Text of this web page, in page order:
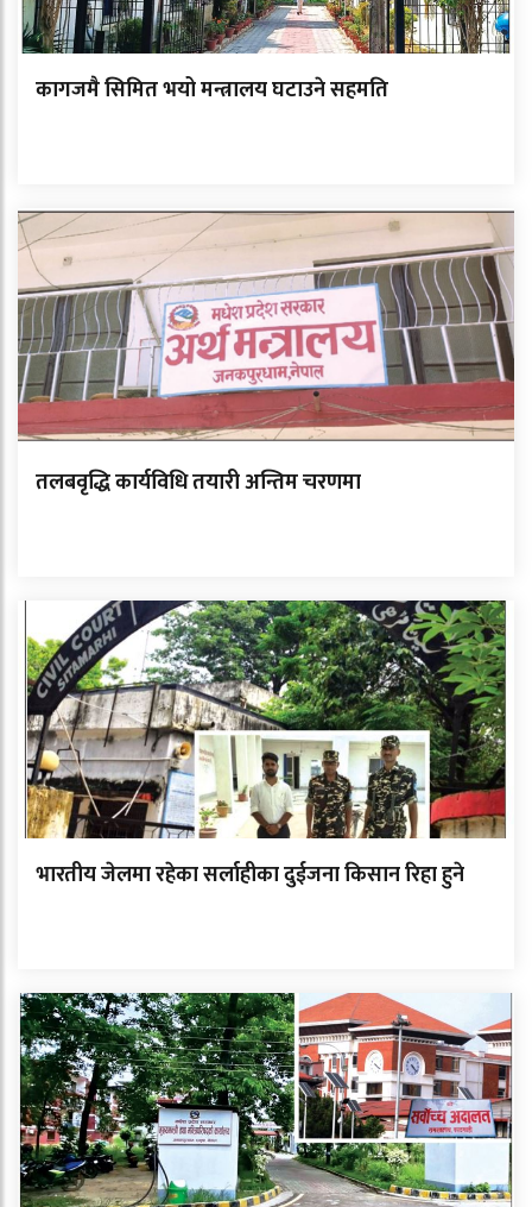
कागजमै सिमित भयो मन्त्रालय घटाउने सहमति
तलबवृद्धि कार्यविधि तयारी अन्तिम चरणमा
भारतीय जेलमा रहेका सर्लाहीका दुईजना किसान रिहा हुने